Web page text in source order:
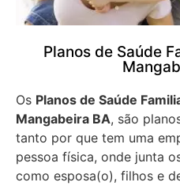
Planos de Saúde
Os Planos de Saúde
Mangabeira BA, são
tanto por que tem uma
pessoa física, onde junta
como esposa(o), filhos e